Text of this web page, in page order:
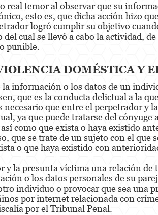
real temor al observar que su
esto es, que dicha acción hizo
logró cumplir su objetivo
cual se llevó a cabo la actividad,
punible.
DOMÉSTICA Y
la información o los datos de un
que es la conducta delictual a la
que entre el perpetrador y
ya que puede tratarse del
como que exista o haya existido
que se trate de un sujeto con el
o que haya existido con
y la presunta víctima una relación
o los datos personales de su
individuo o provocar que sea una
por internet relacionada con
por el Tribunal Penal.